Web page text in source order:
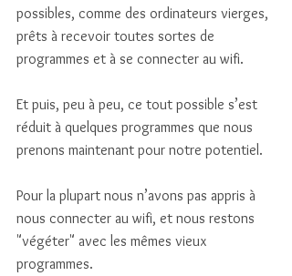
possibles, comme des ordinateurs vierges,
prêts à recevoir toutes sortes de
programmes et à se connecter au wifi.
Et puis, peu à peu, ce tout possible s’est
réduit à quelques programmes que nous
prenons maintenant pour notre potentiel.
Pour la plupart nous n’avons pas appris à
nous connecter au wifi, et nous restons
"végéter" avec les mêmes vieux
programmes.